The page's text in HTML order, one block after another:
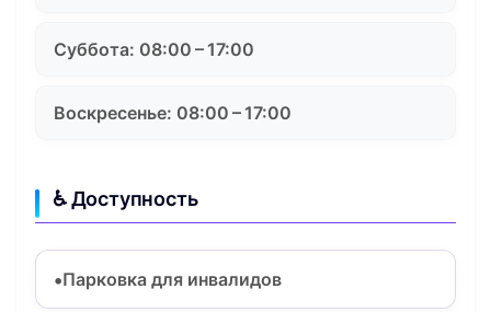
Суббота: 08:00 – 17:00
Воскресенье: 08:00 – 17:00
♿ Доступность
Парковка для инвалидов